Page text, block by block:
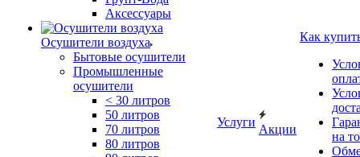
Аксессуары
Осушители воздуха
Бытовые осушители
Промышленные
осушители
< 30 литров
50 литров
70 литров
80 литров
Услуги
Акции
Как
на